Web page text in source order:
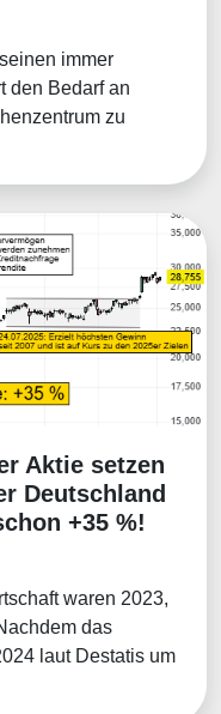
immer
den Bedarf an
zu
Aktie setzen
Deutschland
+35 %!
waren 2023,
das
laut Destatis um